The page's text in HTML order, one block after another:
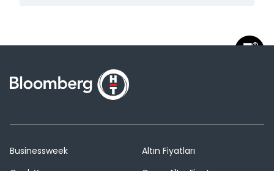
Businessweek
Altın Fiyatları